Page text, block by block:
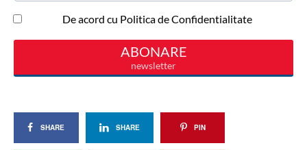
SHARE SHARE PIN